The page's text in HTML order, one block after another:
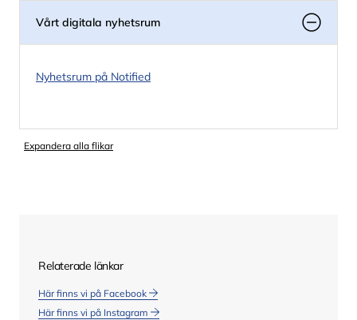
Vårt digitala nyhetsrum
Nyhetsrum på Notified
Expandera alla flikar
Relaterade länkar
Här finns vi på Facebook
Här finns vi på Instagram